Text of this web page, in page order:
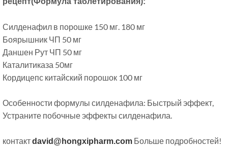
Силденафил в порошке 150 мг. 180 мг
Боярышник ЧП 50 мг
Даншен ​​Рут ЧП 50 мг
Каталитиказа 50мг
Кордицепс китайский порошок 100 мг
Особенности формулы силденафила: Быстрый эффект,
Устраните побочные эффекты силденафила.
контактdavid@hongxipharm.com Больше подробностей!